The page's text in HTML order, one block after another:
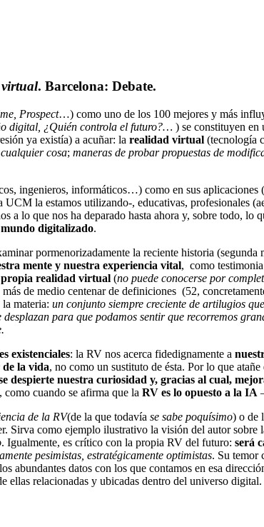
virtual. Barcelona: Debate.
Prospect…) como uno de los 100 mejores y más
digital, ¿Quién controla el futuro?… ) se constituyen en
ya existía) a acuñar: la realidad virtual (tecnología
cosa; maneras de probar propuestas de
ingenieros, informáticos…) como en sus aplicaciones
la estamos utilizando-, educativas, profesionales
lo que nos ha deparado hasta ahora y, sobre todo, lo
digitalizado.
pormenorizadamente la reciente historia
mente y nuestra experiencia vital, como
realidad virtual (no puede conocerse por
de medio centenar de definiciones (52,
materia: un conjunto siempre creciente de artilugios
para que podamos sentir que recorremos
existenciales: la RV nos acerca fidedignamente a
la vida, no como un sustituto de ésta. Por lo que
despierte nuestra curiosidad y, gracias al cual,
como cuando se afirma que la RV es lo opuesto a la IA
de la RV(de la que todavía se sabe poquísimo) o de
Sirva como ejemplo ilustrativo la visión del autor sobre
. Igualmente, es crítico con la propia RV del futuro: será
pesimistas, estratégicamente optimistas. Su temor
abundantes datos con los que contamos en esa
ellas relacionadas y ubicadas dentro del universo digital.